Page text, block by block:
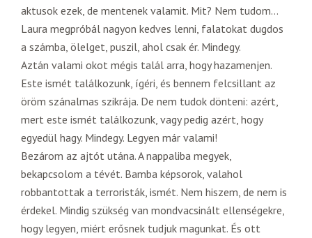
aktusok ezek, de mentenek valamit. Mit? Nem tudom…
Laura megpróbál nagyon kedves lenni, falatokat dugdos
a számba, ölelget, puszil, ahol csak ér. Mindegy.
Aztán valami okot mégis talál arra, hogy hazamenjen.
Este ismét találkozunk, ígéri, és bennem felcsillant az
öröm szánalmas szikrája. De nem tudok dönteni: azért,
mert este ismét találkozunk, vagy pedig azért, hogy
egyedül hagy. Mindegy. Legyen már valami!
Bezárom az ajtót utána. A nappaliba megyek,
bekapcsolom a tévét. Bamba képsorok, valahol
robbantottak a terroristák, ismét. Nem hiszem, de nem is
érdekel. Mindig szükség van mondvacsinált ellenségekre,
hogy legyen, miért erősnek tudjuk magunkat. És ott